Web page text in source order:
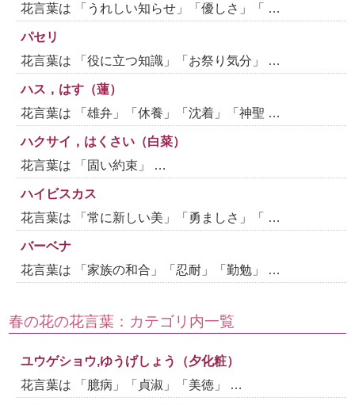
花言葉は 「うれしい知らせ」「優しさ」「 …
パセリ
花言葉は 「役に立つ知識」「お祭り気分」 …
ハス，はす（蓮）
花言葉は 「雄弁」「休養」「沈着」「神聖 …
ハクサイ，はくさい（白菜）
花言葉は 「固い約束」 …
ハイビスカス
花言葉は 「常に新しい美」「勇ましさ」「 …
バーベナ
花言葉は 「家族の和合」「忍耐」「勤勉」 …
春の花の花言葉：カテゴリ内一覧
ユウゲショウ,ゆうげしょう（夕化粧）
花言葉は 「臆病」「貞淑」「美徳」 …